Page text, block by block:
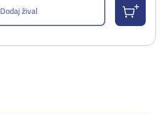
Dodaj žival